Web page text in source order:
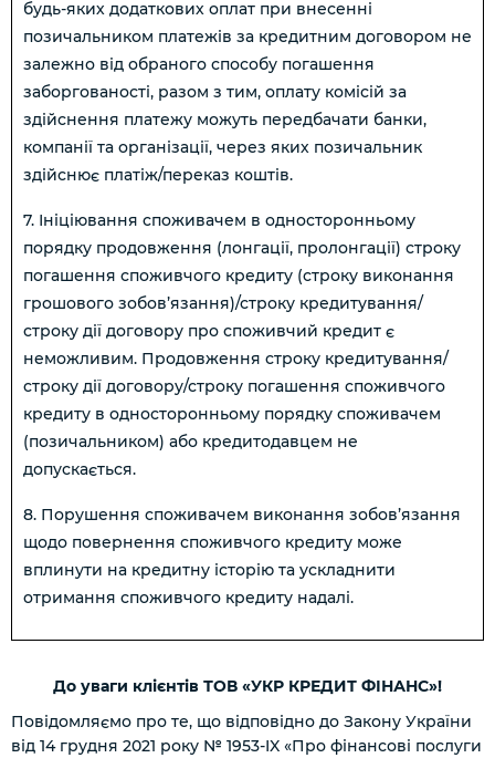
будь-яких додаткових оплат при внесенні
позичальником платежів за кредитним договором не
залежно від обраного способу погашення
заборгованості, разом з тим, оплату комісій за
здійснення платежу можуть передбачати банки,
компанії та організації, через яких позичальник
здійснює платіж/переказ коштів.
7. Ініціювання споживачем в односторонньому
порядку продовження (лонгації, пролонгації) строку
погашення споживчого кредиту (строку виконання
грошового зобов’язання)/строку кредитування/
строку дії договору про споживчий кредит є
неможливим. Продовження строку кредитування/
строку дії договору/строку погашення споживчого
кредиту в односторонньому порядку споживачем
(позичальником) або кредитодавцем не
допускається.
8. Порушення споживачем виконання зобов’язання
щодо повернення споживчого кредиту може
вплинути на кредитну історію та ускладнити
отримання споживчого кредиту надалі.
До уваги клієнтів ТОВ «УКР КРЕДИТ ФІНАНС»!
Повідомляємо про те, що відповідно до Закону України
від 14 грудня 2021 року № 1953-IX «Про фінансові послуги